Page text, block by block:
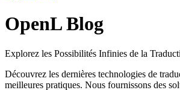
OpenL Blog
Explorez les Possibilités Infinies de la
Découvrez les dernières technologies de
meilleures pratiques. Nous fournissons des